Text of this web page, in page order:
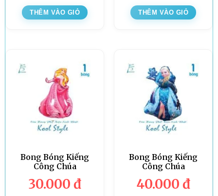
THÊM VÀO GIỎ THÊM VÀO GIỎ
Bong Bóng Kiếng
Công Chúa
30.000 đ
Bong Bóng Kiếng
Công Chúa
40.000 đ